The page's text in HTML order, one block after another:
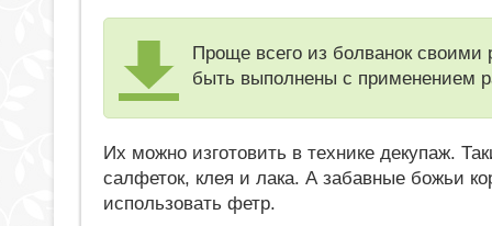
Проще всего из болванок своими
быть выполнены с применением
Их можно изготовить в технике декупаж.
салфеток, клея и лака. А забавные божьи
использовать фетр.